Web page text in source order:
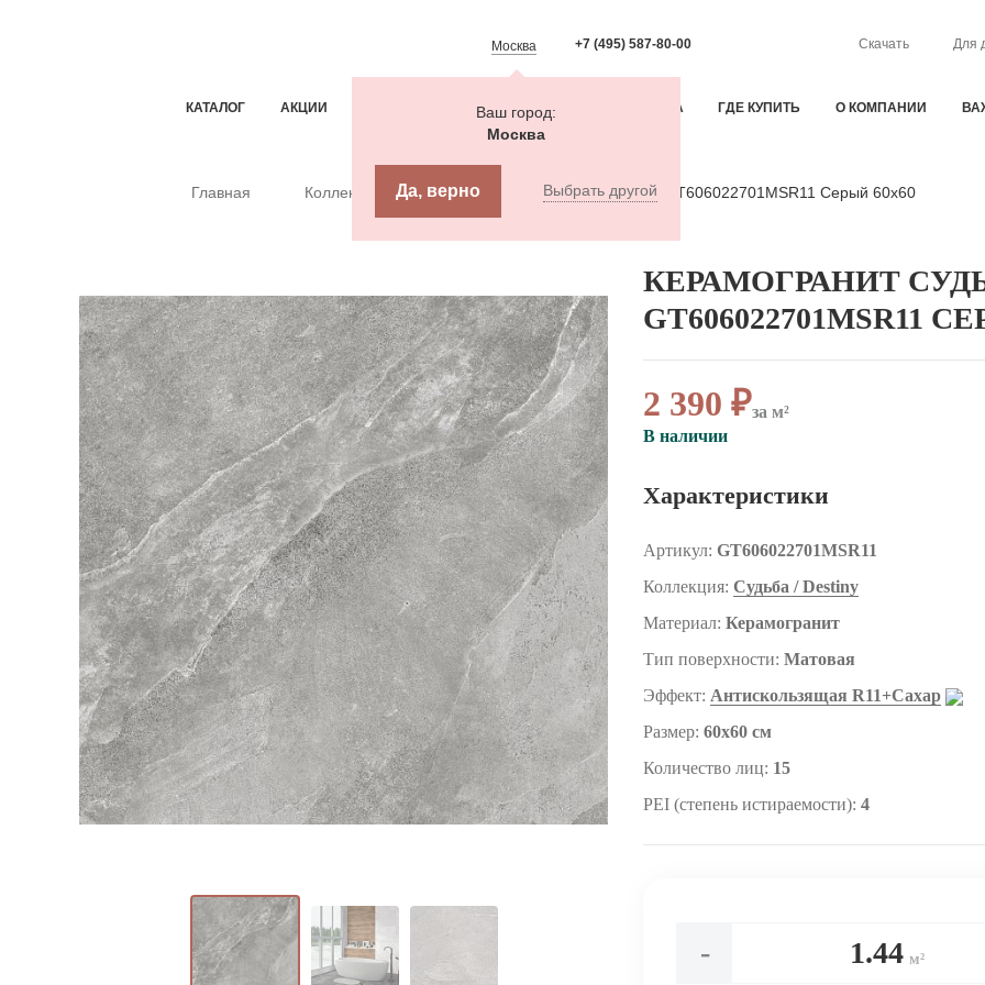
Москва
Ваш город:
Москва
Да, верно Выбрать другой
+7 (495) 587-80-00 Скачать Для
КАТАЛОГ АКЦИИ ТИПОВЫЕ РЕШЕНИЯ ОПЛАТА И ДОСТАВКА ГДЕ КУПИТЬ О КОМПАНИИ
Главная Коллекции Керамогранит Судьба / Destiny GT606022701MSR11 Серый 60x60
КЕРАМОГРАНИТ
GT606022701MSR11
2 390 ₽за м²
В наличии
Характеристики
Артикул:GT606022701MSR11
Коллекция:Судьба / Destiny
Материал:Керамогранит
Тип поверхности:Матовая
Эффект: Антискользящая R11+Сахар
Размер:60x60 см
Количество лиц: 15
PEI (степень истираемости):4
- м²